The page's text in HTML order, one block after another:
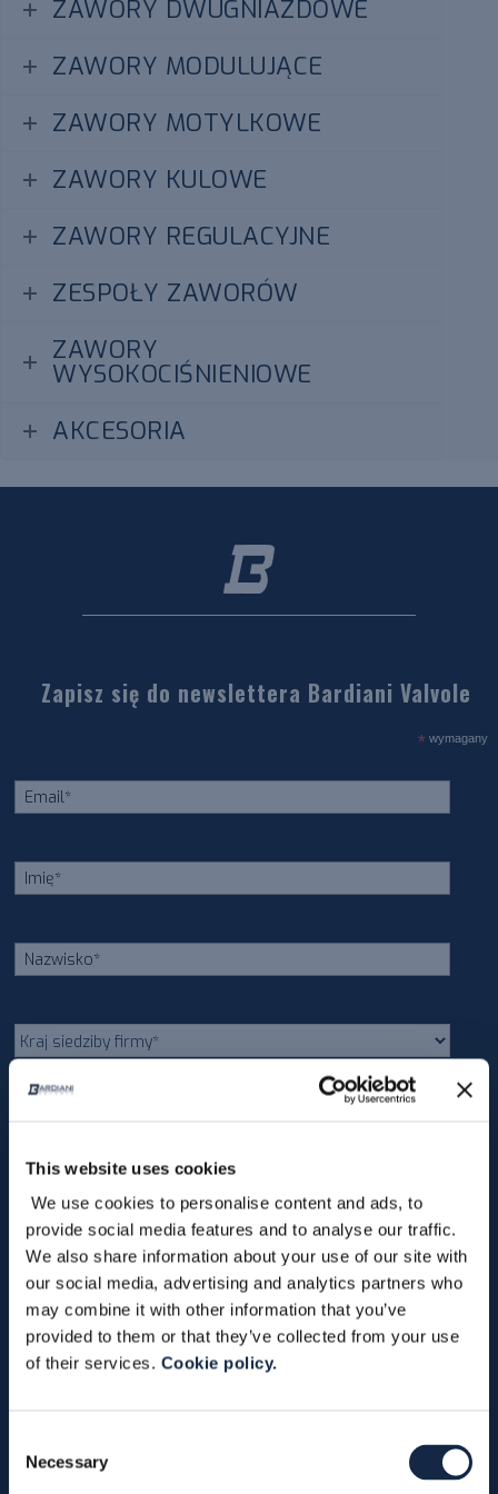
This website uses cookies
We use cookies to personalise content and ads, to
provide social media features and to analyse our traffic.
We also share information about your use of our site with
our social media, advertising and analytics partners who
may combine it with other information that you’ve
provided to them or that they’ve collected from your use
of their services. Cookie policy.
Selection
Necessary
ZAWORY DWUGNIAZDOWE
ZAWORY MODULUJĄCE
ZAWORY MOTYLKOWE
ZAWORY KULOWE
ZAWORY REGULACYJNE
ZESPOŁY ZAWORÓW
ZAWORY
WYSOKOCIŚNIENIOWE
AKCESORIA
Zapisz się do newslettera Bardiani Valvole
* wymagany
przetwarzania danych
otrzymywanie newsletterów
za pośrednictwem poczty
elektronicznej.
SPÓŁKA
Na całym świecie